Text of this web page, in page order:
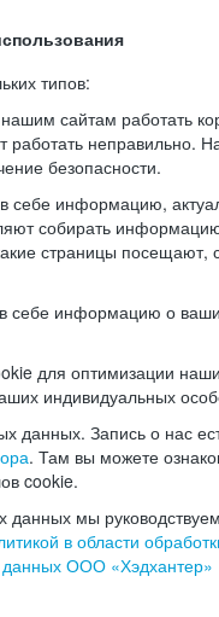
типов:
сайтам работать
работать неправильно.
безопасности.
себе информацию,
собирать
страницы посещают,
себе информацию о
для оптимизации
индивидуальных
данных. Запись о нас
. Там вы можете
cookie.
мы
в области
данных ООО «Хэдхантер»